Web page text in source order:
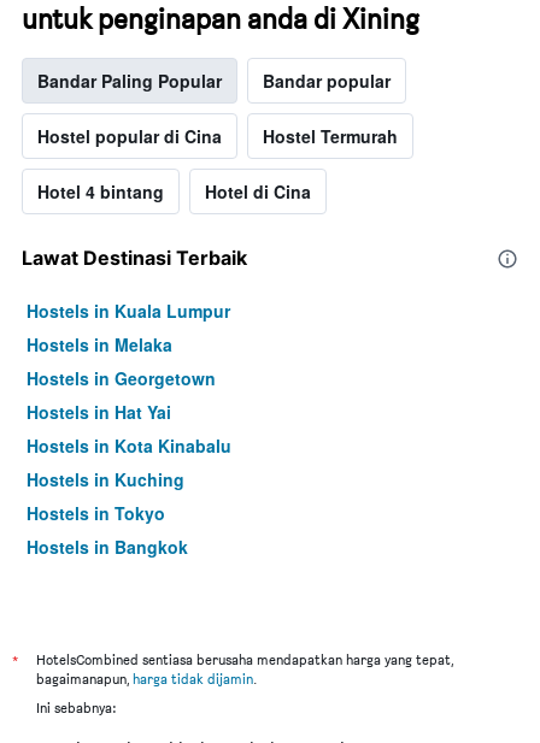
untuk penginapan anda di Xining
Bandar Paling Popular Bandar popular
Hostel popular di Cina Hostel Termurah
Hotel 4 bintang Hotel di Cina
Lawat Destinasi Terbaik
Hostels in Kuala Lumpur
Hostels in Melaka
Hostels in Georgetown
Hostels in Hat Yai
Hostels in Kota Kinabalu
Hostels in Kuching
Hostels in Tokyo
Hostels in Bangkok
*
HotelsCombined sentiasa berusaha mendapatkan harga yang tepat,
bagaimanapun, harga tidak dijamin.
Ini sebabnya: